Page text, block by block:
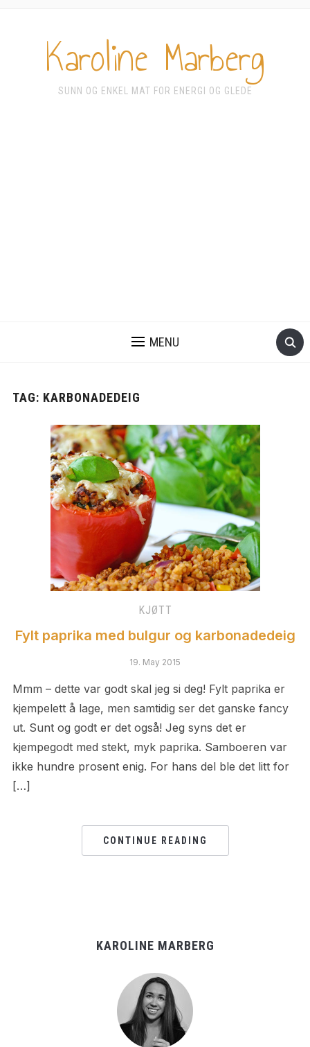
Karoline Marberg
SUNN OG ENKEL MAT FOR ENERGI OG GLEDE
MENU
TAG: KARBONADEDEIG
KJØTT
Fylt paprika med bulgur og karbonadedeig
19. May 2015
Mmm – dette var godt skal jeg si deg! Fylt paprika er
kjempelett å lage, men samtidig ser det ganske fancy
ut. Sunt og godt er det også! Jeg syns det er
kjempegodt med stekt, myk paprika. Samboeren var
ikke hundre prosent enig. For hans del ble det litt for
[…]
CONTINUE READING
KAROLINE MARBERG